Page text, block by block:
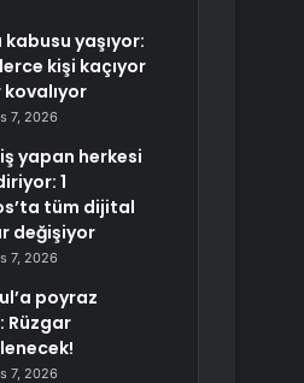
kabusu yaşıyor:
kişi kaçıyor
7, 2026
yapan herkesi
1
tüm dijital
değişiyor
7, 2026
poyraz
Rüzgar
7, 2026